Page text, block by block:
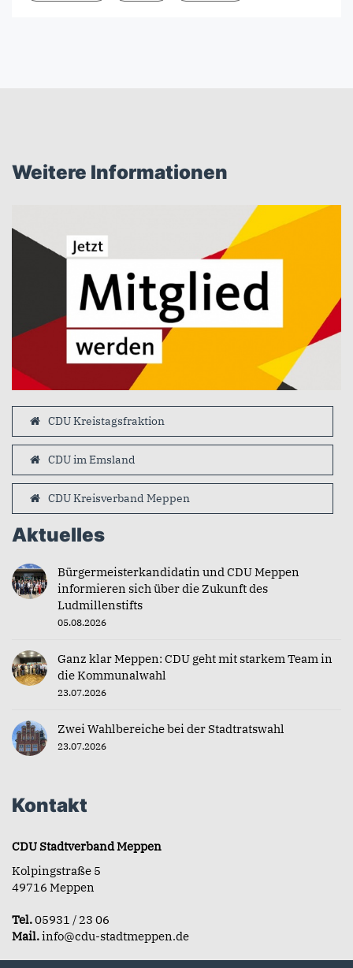
Weitere Informationen
CDU Kreistagsfraktion
CDU im Emsland
CDU Kreisverband Meppen
Aktuelles
Bürgermeisterkandidatin und CDU Meppen
informieren sich über die Zukunft des
Ludmillenstifts
05.08.2026
Ganz klar Meppen: CDU geht mit starkem Team in
die Kommunalwahl
23.07.2026
Zwei Wahlbereiche bei der Stadtratswahl
23.07.2026
Kontakt
CDU Stadtverband Meppen
Kolpingstraße 5
49716 Meppen
Tel.05931 / 23 06
Mail.info@cdu-stadtmeppen.de